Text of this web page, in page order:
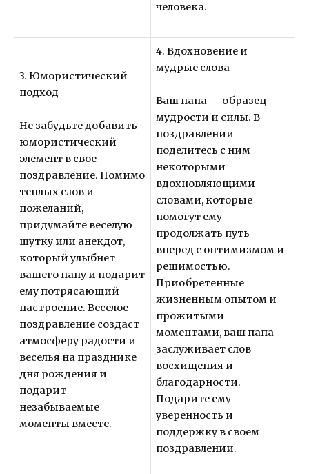
человека.
3. Юмористический
подход
Не забудьте добавить
юмористический
элемент в свое
поздравление. Помимо
теплых слов и
пожеланий,
придумайте веселую
шутку или анекдот,
который улыбнет
вашего папу и подарит
ему потрясающий
настроение. Веселое
поздравление создаст
атмосферу радости и
веселья на празднике
дня рождения и
подарит
незабываемые
моменты вместе.
4. Вдохновение и
мудрые слова
Ваш папа — образец
мудрости и силы. В
поздравлении
поделитесь с ним
некоторыми
вдохновляющими
словами, которые
помогут ему
продолжать путь
вперед с оптимизмом и
решимостью.
Приобретенные
жизненным опытом и
прожитыми
моментами, ваш папа
заслуживает слов
восхищения и
благодарности.
Подарите ему
уверенность и
поддержку в своем
поздравлении.